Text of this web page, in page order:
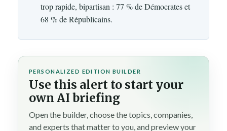
trop rapide, bipartisan : 77 % de Démocrates et
68 % de Républicains.
PERSONALIZED EDITION BUILDER
Use this alert to start your
own AI briefing
Open the builder, choose the topics, companies,
and experts that matter to you, and preview your